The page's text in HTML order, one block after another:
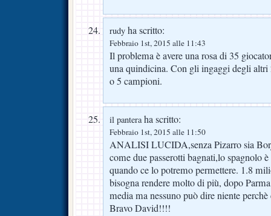
rudy ha scritto:
Febbraio 1st, 2015 alle 11:43
Il problema è avere una rosa di 35
una quindicina. Con gli ingaggi degli altri
o 5 campioni.
il panteraha scritto:
Febbraio 1st, 2015 alle 11:50
ANALISI LUCIDA,senza Pizarro sia
come due passerotti bagnati,lo spagnolo
quando ce lo potremo permettere. 1.8
bisogna rendere molto di più, dopo
media ma nessuno può dire niente
Bravo David!!!!